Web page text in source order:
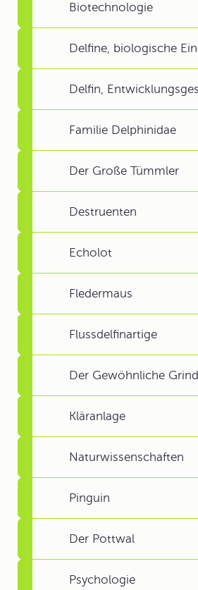
Biotechnologie
Delfine, biologische
Delfin,
Familie Delphinidae
Der Große Tümmler
Destruenten
Echolot
Fledermaus
Flussdelfinartige
Der Gewöhnliche
Kläranlage
Naturwissenschaften
Pinguin
Der Pottwal
Psychologie